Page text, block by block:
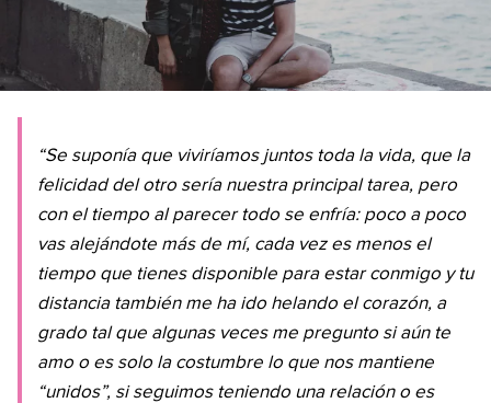
“Se suponía que viviríamos juntos toda la vida, que la
felicidad del otro sería nuestra principal tarea, pero
con el tiempo al parecer todo se enfría: poco a poco
vas alejándote más de mí, cada vez es menos el
tiempo que tienes disponible para estar conmigo y tu
distancia también me ha ido helando el corazón, a
grado tal que algunas veces me pregunto si aún te
amo o es solo la costumbre lo que nos mantiene
“unidos”, si seguimos teniendo una relación o es